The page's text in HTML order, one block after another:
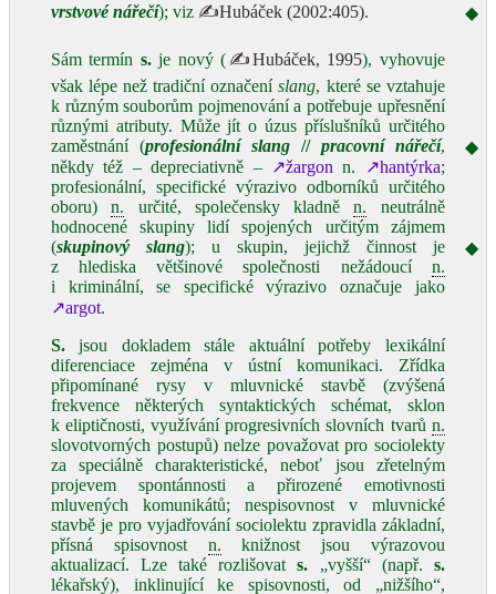
vrstvové nářečí); viz ✍Hubáček (2002:405).
Sám termín s.je nový ( ✍Hubáček, 1995), vyhovuje
však lépe než tradiční označeníslang, které se vztahuje
k různým souborům pojmenování a potřebuje upřesnění
různými atributy. Může jít o úzus příslušníků určitého
zaměstnání (profesionální slang // pracovní nářečí,
někdy též – depreciativně – ↗žargon n. ↗hantýrka;
profesionální, specifické výrazivo odborníků určitého
oboru)n. určité, společensky kladněn. neutrálně
hodnocené skupiny lidí spojených určitým zájmem
(skupinový slang); u skupin, jejichž činnost je
z hlediska většinové společnosti nežádoucí n.
i kriminální, se specifické výrazivo označuje jako
↗argot.
S. jsou dokladem stále aktuální potřeby lexikální
diferenciace zejména v ústní komunikaci. Zřídka
připomínané rysy v mluvnické stavbě (zvýšená
frekvence některých syntaktických schémat, sklon
k eliptičnosti, využívání progresivních slovních tvarů n.
slovotvorných postupů) nelze považovat pro sociolekty
za speciálně charakteristické, neboť jsou zřetelným
projevem spontánnosti a přirozené emotivnosti
mluvených komunikátů; nespisovnost v mluvnické
stavbě je pro vyjadřování sociolektu zpravidla základní,
přísná spisovnost n. knižnost jsou výrazovou
aktualizací. Lze také rozlišovats. „vyšší“ (např. s.
lékařský), inklinující ke spisovnosti, od „nižšího“,
◆
◆
◆